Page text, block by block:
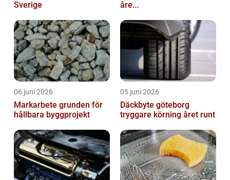
Sverige
åre...
06 juni 2026
Markarbete grunden för
hållbara byggprojekt
05 juni 2026
Däckbyte göteborg
tryggare körning året runt